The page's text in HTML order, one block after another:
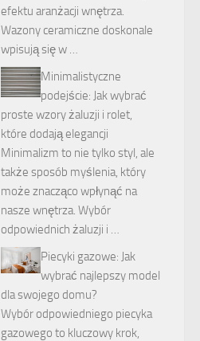
efektu aranżacji wnętrza.
Wazony ceramiczne doskonale
wpisują się w …
Minimalistyczne
podejście: Jak wybrać
proste wzory żaluzji i rolet,
które dodają elegancji
Minimalizm to nie tylko styl, ale
także sposób myślenia, który
może znacząco wpłynąć na
nasze wnętrza. Wybór
odpowiednich żaluzji i …
Piecyki gazowe: Jak
wybrać najlepszy model
dla swojego domu?
Wybór odpowiedniego piecyka
gazowego to kluczowy krok,